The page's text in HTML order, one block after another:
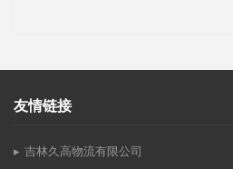
友情链接
吉林久高物流有限公司